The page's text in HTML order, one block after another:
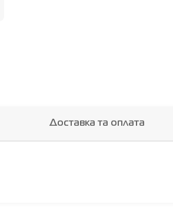
Доставка та оплата